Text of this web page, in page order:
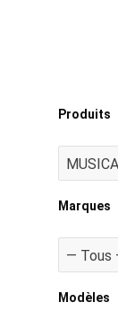
Produits
Marques
Modèles